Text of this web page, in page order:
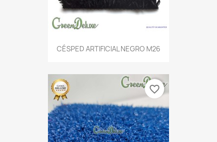
CÉSPED ARTIFICIAL NEGRO M26
favorite_border